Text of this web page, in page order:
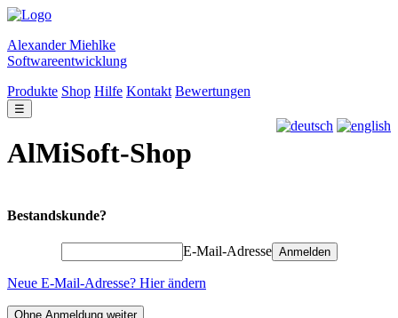
Alexander Miehlke
Softwareentwicklung
Produkte Shop Hilfe Kontakt Bewertungen
☰
AlMiSoft-Shop
Bestandskunde?
E-Mail-Adresse Anmelden
Neue E-Mail-Adresse? Hier ändern
Ohne Anmeldung weiter